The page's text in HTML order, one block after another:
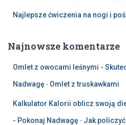
Najlepsze ćwiczenia na nogi i
Najnowsze komentarze
Omlet z owocami leśnymi -
Nadwagę - Omlet z truskawkami
Kalkulator Kalorii oblicz swoją
- Pokonaj Nadwagę - Jak